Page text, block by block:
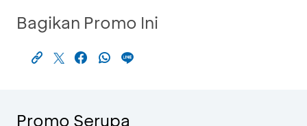
Bagikan Promo Ini
Promo Serupa